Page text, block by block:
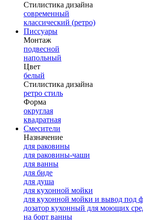
Стилистика дизайна
современный
классический (ретро)
Писсуары
Монтаж
подвесной
напольный
Цвет
белый
Стилистика дизайна
ретро стиль
Форма
округлая
квадратная
Смесители
Назначение
для раковины
для раковины-чаши
для ванны
для биде
для душа
для кухонной мойки
для кухонной мойки и вывод под
дозатор кухонный для моющих
на борт ванны